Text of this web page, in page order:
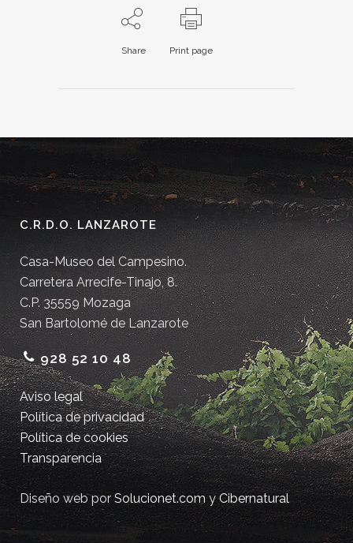
Share Print page
C.R.D.O. LANZAROTE
Casa-Museo del Campesino.
Carretera Arrecife-Tinajo, 8.
C.P. 35559 Mozaga
San Bartolomé de Lanzarote
928 52 10 48
Aviso legal
Política de privacidad
Política de cookies
Transparencia
Diseño web porSolucionet.comyCibernatural